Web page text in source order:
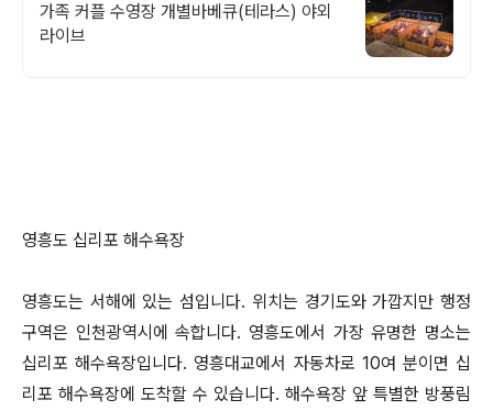
가족 커플 수영장 개별바베큐(테라스) 야외
라이브
영흥도 십리포 해수욕장
영흥도는 서해에 있는 섬입니다. 위치는 경기도와 가깝지만 행정
구역은 인천광역시에 속합니다. 영흥도에서 가장 유명한 명소는
십리포 해수욕장입니다. 영흥대교에서 자동차로 10여 분이면 십
리포 해수욕장에 도착할 수 있습니다. 해수욕장 앞 특별한 방풍림